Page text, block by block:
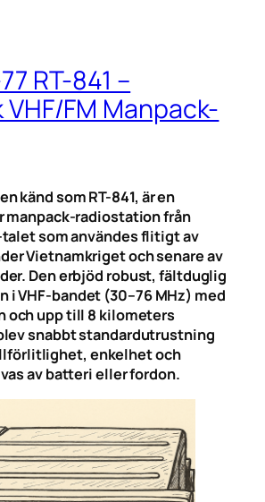
RT-841 –
FM Manpack-
känd som RT-841, är en
manpack-radiostation från
som användes flitigt av
Vietnamkriget och senare av
Den erbjöd robust, fältduglig
i VHF-bandet (30–76 MHz) med
och upp till 8 kilometers
snabbt standardutrustning
enkelhet och
av batteri eller fordon.